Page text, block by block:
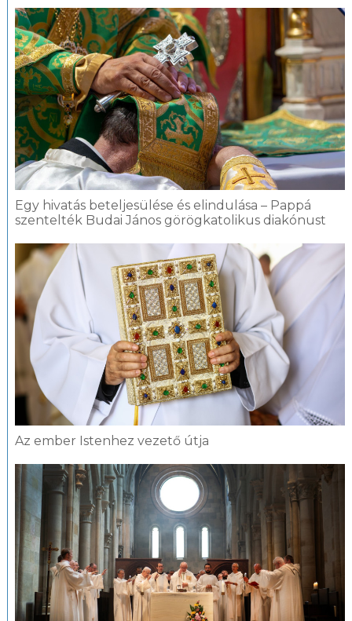
Egy hivatás beteljesülése és elindulása – Pappá
szentelték Budai János görögkatolikus diakónust
Az ember Istenhez vezető útja